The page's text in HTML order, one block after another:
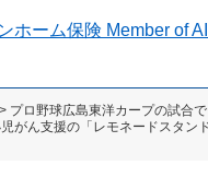
> プロ野球広島東洋カープの試合
がん支援の「レモネードスタ